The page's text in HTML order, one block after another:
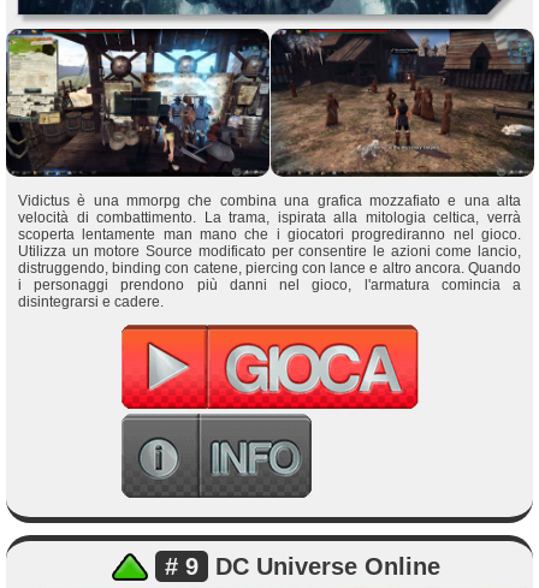
Vidictus è una mmorpg che combina una grafica mozzafiato e una alta
velocità di combattimento. La trama, ispirata alla mitologia celtica, verrà
scoperta lentamente man mano che i giocatori progrediranno nel gioco.
Utilizza un motore Source modificato per consentire le azioni come lancio,
distruggendo, binding con catene, piercing con lance e altro ancora. Quando
i personaggi prendono più danni nel gioco, l'armatura comincia a
disintegrarsi e cadere.
# 9 DC Universe Online